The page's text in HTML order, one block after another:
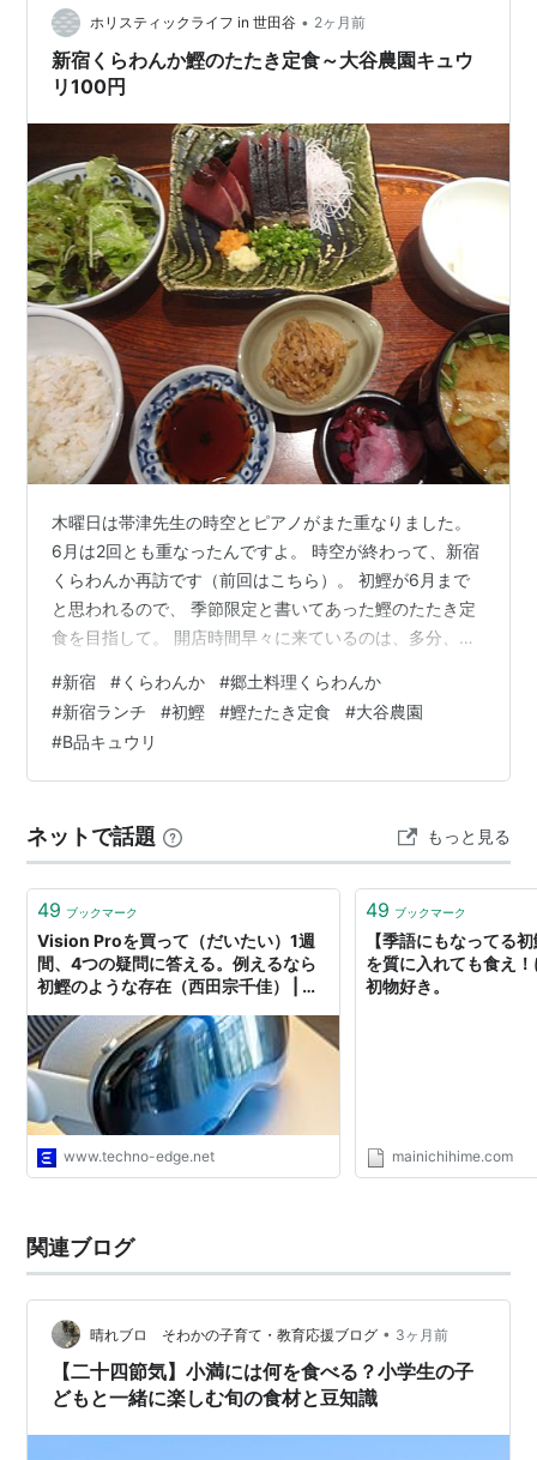
ホリスティックライフ in 世田谷 • 2ヶ月前
新宿くらわんか鰹のたたき定食～大谷農園キュウ
リ100円
木曜日は帯津先生の時空とピアノがまた重なりました。
6月は2回とも重なったんですよ。 時空が終わって、新宿
くらわんか再訪です（前回はこちら）。 初鰹が6月まで
と思われるので、 季節限定と書いてあった鰹のたたき定
食を目指して。 開店時間早々に来ているのは、多分、常
人で来るおじさまもカウンター席に何人か。 やはり、前
回いただいたくらわんか弁当が一番人気です。 でも今回
は鰹だよ～。 写真の撮り方を失敗しました。うしろにあ
る3切れがほんっとに大きいの。 前にある2切れの倍ぐら
鰹のたたきは初めてです。…
#新宿 #くらわんか #郷土料理くらわんか
#新宿ランチ #初鰹 #鰹たたき定食 #大谷農園
#B品キュウリ
ネットで話題 もっと見る
49 ブックマーク
Vision Proを買って（だいたい）1週
間、4つの疑問に答える。例えるなら
初鰹のような存在（西田宗千佳） | テ
www.techno-edge.net
49 ブックマーク
【季語にもなってる
を質に入れても食え
初物好き。
mainichihime.com
関連ブログ
晴れブロ そわかの子育て・教育応援ブログ • 3ヶ月前
【二十四節気】小満には何を食べる？小学生の子
どもと一緒に楽しむ旬の食材と豆知識